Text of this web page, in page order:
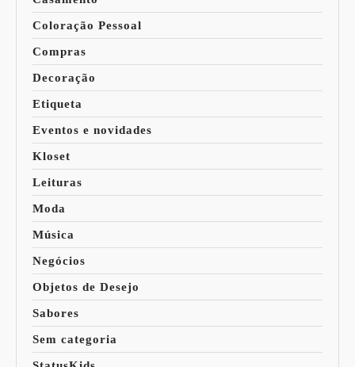
Coloração Pessoal
Compras
Decoração
Etiqueta
Eventos e novidades
Kloset
Leituras
Moda
Música
Negócios
Objetos de Desejo
Sabores
Sem categoria